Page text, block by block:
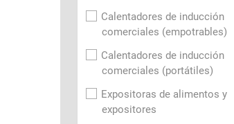
Calentadores de inducción
comerciales (empotrables)
Calentadores de inducción
comerciales (portátiles)
Expositoras de alimentos y
expositores